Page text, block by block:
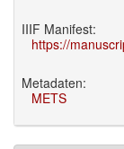
IIIF Manifest:
https://
Metadaten:
METS